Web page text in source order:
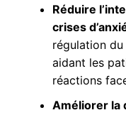
Réduire
crises
régulation
aidant les
réactions
Améliorer la